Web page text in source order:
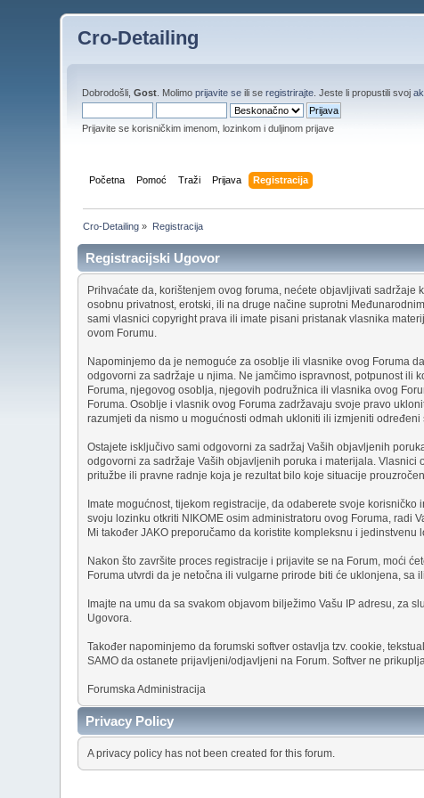
Cro-Detailing
Dobrodošli,Gost . Molimoprijavite se ili seregistrirajte . Jeste li propustili svoj
Prijavite se korisničkim imenom, lozinkom i duljinom prijave
Početna Pomoć Traži Prijava Registracija
Cro-Detailing » Registracija
Registracijski Ugovor
Prihvaćate da, korištenjem ovog foruma, nećete objavljivati
osobnu privatnost, erotski, ili na druge načine suprotni
sami vlasnici copyright prava ili imate pisani pristanak vlasnika
ovom Forumu.
Napominjemo da je nemoguće za osoblje ili vlasnike ovog Foruma
odgovorni za sadržaje u njima. Ne jamčimo ispravnost, potpunost
Foruma, njegovog osoblja, njegovih podružnica ili vlasnika ovog
Foruma. Osoblje i vlasnik ovog Foruma zadržavaju svoje pravo
razumjeti da nismo u mogućnosti odmah ukloniti ili izmjeniti
Ostajete isključivo sami odgovorni za sadržaj Vaših objavljenih
odgovorni za sadržaje Vaših objavljenih poruka i materijala.
pritužbe ili pravne radnje koja je rezultat bilo koje situacije
Imate mogućnost, tijekom registracije, da odaberete svoje
svoju lozinku otkriti NIKOME osim administratoru ovog Foruma, radi
Mi također JAKO preporučamo da koristite kompleksnu i
Nakon što završite proces registracije i prijavite se na Forum, moći
Foruma utvrdi da je netočna ili vulgarne prirode biti će uklonjena, sa
Imajte na umu da sa svakom objavom bilježimo Vašu IP adresu, za
Ugovora.
Također napominjemo da forumski softver ostavlja tzv. cookie,
SAMO da ostanete prijavljeni/odjavljeni na Forum. Softver ne
Forumska Administracija
Privacy Policy
A privacy policy has not been created for this forum.